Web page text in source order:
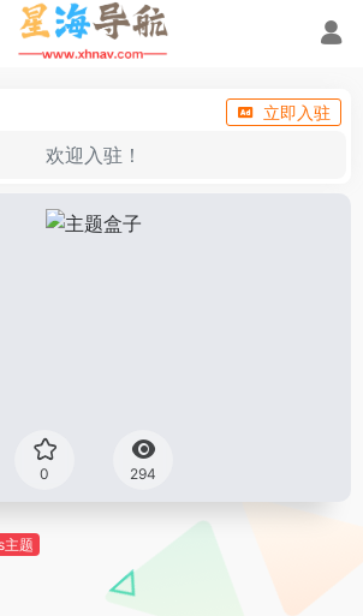
立即入驻
欢迎入驻！
0 294
主题